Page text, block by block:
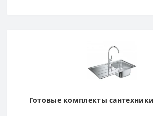
Готовые комплекты